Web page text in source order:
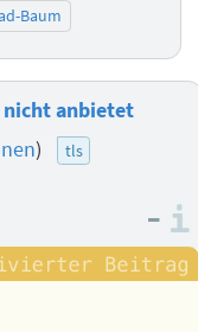
Baum
nicht anbietet
)
tls
–